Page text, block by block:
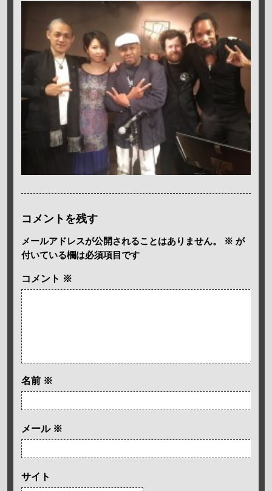
コメントを残す
メールアドレスが公開されることはありません。 ※ が
付いている欄は必須項目です
コメント ※
名前 ※
メール ※
サイト